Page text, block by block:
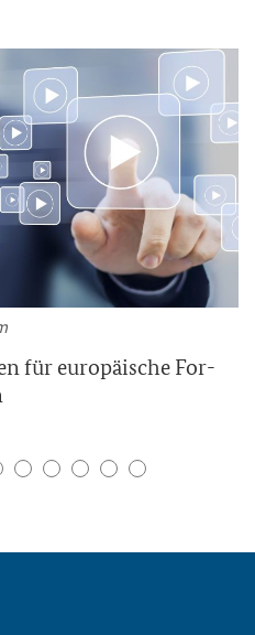
für eu­ro­päi­sche For­